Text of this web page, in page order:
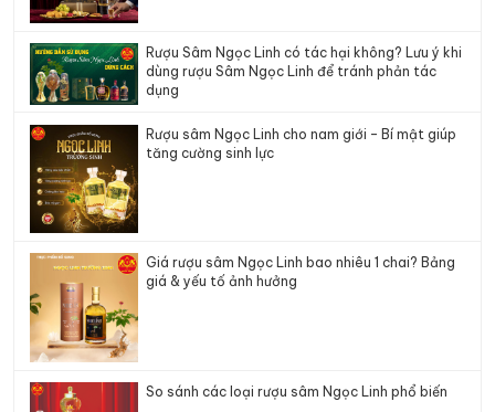
Rượu Sâm Ngọc Linh có tác hại không? Lưu ý khi
dùng rượu Sâm Ngọc Linh để tránh phản tác
dụng
Rượu sâm Ngọc Linh cho nam giới – Bí mật giúp
tăng cường sinh lực
Giá rượu sâm Ngọc Linh bao nhiêu 1 chai? Bảng
giá & yếu tố ảnh hưởng
So sánh các loại rượu sâm Ngọc Linh phổ biến